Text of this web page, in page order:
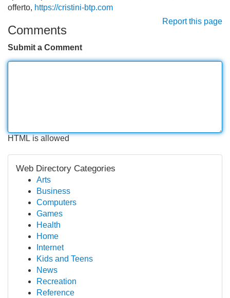
offerto, https://cristini-btp.com
Report this page
Comments
Submit a Comment
HTML is allowed
Web Directory Categories
Arts
Business
Computers
Games
Health
Home
Internet
Kids and Teens
News
Recreation
Reference